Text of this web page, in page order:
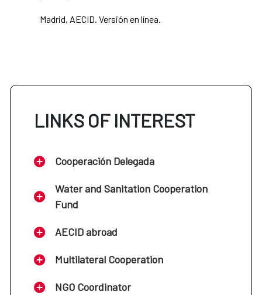
Madrid, AECID. Versión en línea.
LINKS OF INTEREST
Cooperación Delegada
Water and Sanitation Cooperation
Fund
AECID abroad
Multilateral Cooperation
NGO Coordinator